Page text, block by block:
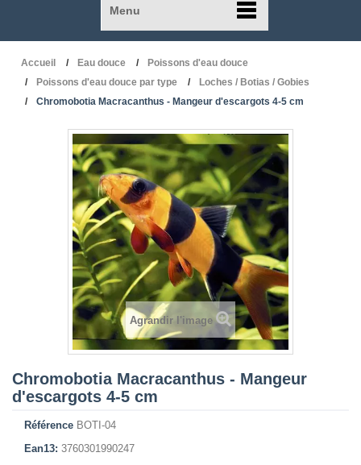
Menu
Accueil Eau douce
Poissons d'eau douce
Poissons d'eau douce par type
Loches / Botias / Gobies
Chromobotia Macracanthus - Mangeur d'escargots 4-5 cm
Agrandir l'image
Chromobotia Macracanthus - Mangeur
d'escargots 4-5 cm
Référence BOTI-04
Ean13: 3760301990247